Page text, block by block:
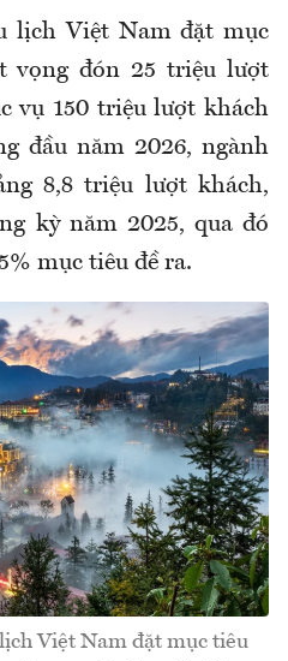
lịch Việt Nam đặt mục
vọng đón 25 triệu lượt
vụ 150 triệu lượt khách
đầu năm 2026, ngành
8,8 triệu lượt khách,
kỳ năm 2025, qua đó
mục tiêu đề ra.
Việt Nam đặt mục tiêu